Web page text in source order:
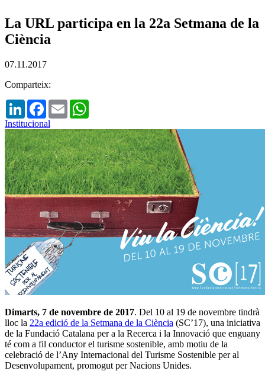
La URL participa en la 22a Setmana de la
Ciència
07.11.2017
Comparteix:
LinkedInFacebook
Email
Institucional
Dimarts, 7 de novembre de 2017. Del 10 al 19 de novembre tindrà
lloc la 22a edició de la Setmana de la Ciència (SC’17), una iniciativa
de la Fundació Catalana per a la Recerca i la Innovació que enguany
té com a fil conductor el turisme sostenible, amb motiu de la
celebració de l’Any Internacional del Turisme Sostenible per al
Desenvolupament, promogut per Nacions Unides.